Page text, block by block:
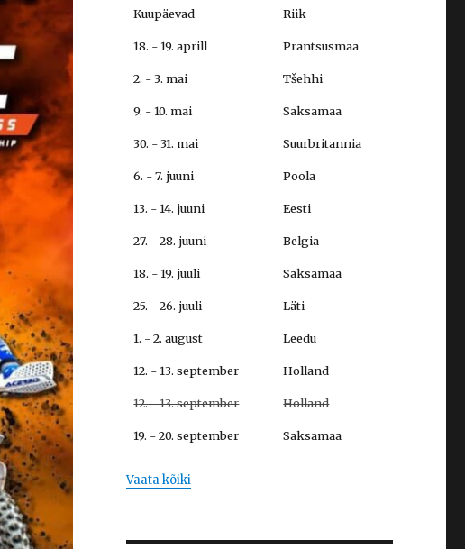
Kuupäevad Riik
18. - 19. aprill Prantsusmaa
2. - 3. mai Tšehhi
9. - 10. mai Saksamaa
30. - 31. mai Suurbritannia
6. - 7. juuni Poola
13. - 14. juuni Eesti
27. - 28. juuni Belgia
18. - 19. juuli Saksamaa
25. - 26. juuli Läti
1. - 2. august Leedu
12. - 13. september Holland
12. - 13. september Holland
19. - 20. september Saksamaa
Vaata kõiki